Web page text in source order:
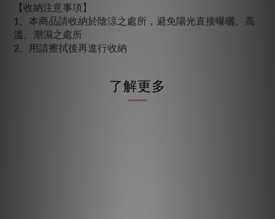
【收納注意事項】
1、本商品請收納於陰涼之處所，避免陽光直接曝曬、高
溫、潮濕之處所
2、用請擦拭後再進行收納
了解更多